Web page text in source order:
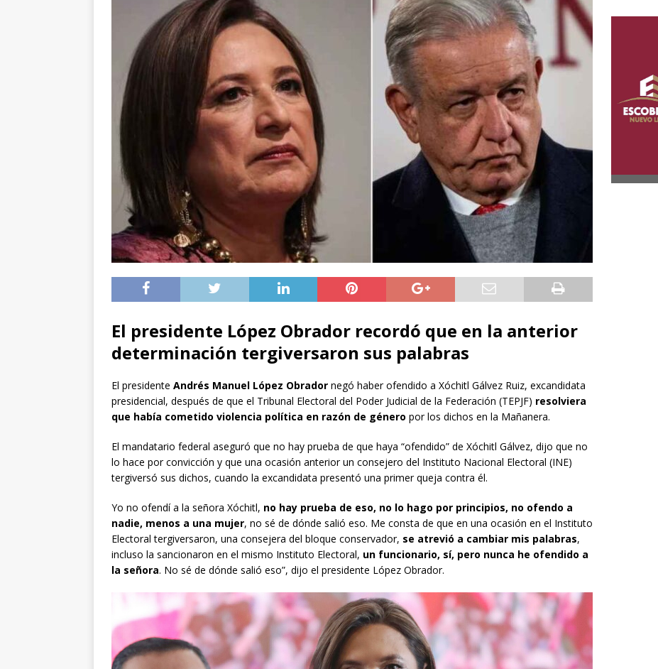
El presidente López Obrador recordó que en la anterior
determinación tergiversaron sus palabras
El presidente Andrés Manuel López Obrador negó haber ofendido a Xóchitl Gálvez Ruiz, excandidata
presidencial, después de que el Tribunal Electoral del Poder Judicial de la Federación (TEPJF) resolviera
que había cometido violencia política en razón de género por los dichos en la Mañanera.
El mandatario federal aseguró que no hay prueba de que haya “ofendido” de Xóchitl Gálvez, dijo que no
lo hace por convicción y que una ocasión anterior un consejero del Instituto Nacional Electoral (INE)
tergiversó sus dichos, cuando la excandidata presentó una primer queja contra él.
Yo no ofendí a la señora Xóchitl, no hay prueba de eso, no lo hago por principios, no ofendo a
nadie, menos a una mujer, no sé de dónde salió eso. Me consta de que en una ocasión en el Instituto
Electoral tergiversaron, una consejera del bloque conservador, se atrevió a cambiar mis palabras,
incluso la sancionaron en el mismo Instituto Electoral, un funcionario, sí, pero nunca he ofendido a
la señora. No sé de dónde salió eso”, dijo el presidente López Obrador.